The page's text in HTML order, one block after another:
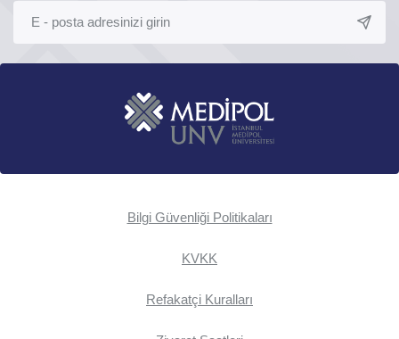
Bilgi Güvenliği Politikaları
KVKK
Refakatçi Kuralları